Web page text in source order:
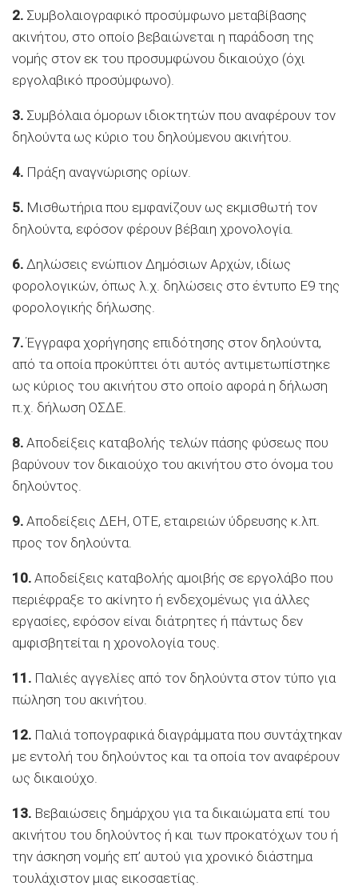
2. Συμβολαιογραφικό προσύμφωνο μεταβίβασης
ακινήτου, στο οποίο βεβαιώνεται η παράδοση της
νομής στον εκ του προσυμφώνου δικαιούχο (όχι
εργολαβικό προσύμφωνο).
3. Συμβόλαια όμορων ιδιοκτητών που αναφέρουν τον
δηλούντα ως κύριο του δηλούμενου ακινήτου.
4. Πράξη αναγνώρισης ορίων.
5. Μισθωτήρια που εμφανίζουν ως εκμισθωτή τον
δηλούντα, εφόσον φέρουν βέβαιη χρονολογία.
6. Δηλώσεις ενώπιον Δημόσιων Αρχών, ιδίως
φορολογικών, όπως λ.χ. δηλώσεις στο έντυπο Ε9 της
φορολογικής δήλωσης.
7.Έγγραφα χορήγησης επιδότησης στον δηλούντα,
από τα οποία προκύπτει ότι αυτός αντιμετωπίστηκε
ως κύριος του ακινήτου στο οποίο αφορά η δήλωση
π.χ. δήλωση ΟΣΔΕ.
8. Αποδείξεις καταβολής τελών πάσης φύσεως που
βαρύνουν τον δικαιούχο του ακινήτου στο όνομα του
δηλούντος.
9. Αποδείξεις ΔΕΗ, ΟΤΕ, εταιρειών ύδρευσης κ.λπ.
προς τον δηλούντα.
10. Αποδείξεις καταβολής αμοιβής σε εργολάβο που
περιέφραξε το ακίνητο ή ενδεχομένως για άλλες
εργασίες, εφόσον είναι διάτρητες ή πάντως δεν
αμφισβητείται η χρονολογία τους.
11. Παλιές αγγελίες από τον δηλούντα στον τύπο για
πώληση του ακινήτου.
12. Παλιά τοπογραφικά διαγράμματα που συντάχτηκαν
με εντολή του δηλούντος και τα οποία τον αναφέρουν
ως δικαιούχο.
13. Βεβαιώσεις δημάρχου για τα δικαιώματα επί του
ακινήτου του δηλούντος ή και των προκατόχων του ή
την άσκηση νομής επ’ αυτού για χρονικό διάστημα
τουλάχιστον μιας εικοσαετίας.